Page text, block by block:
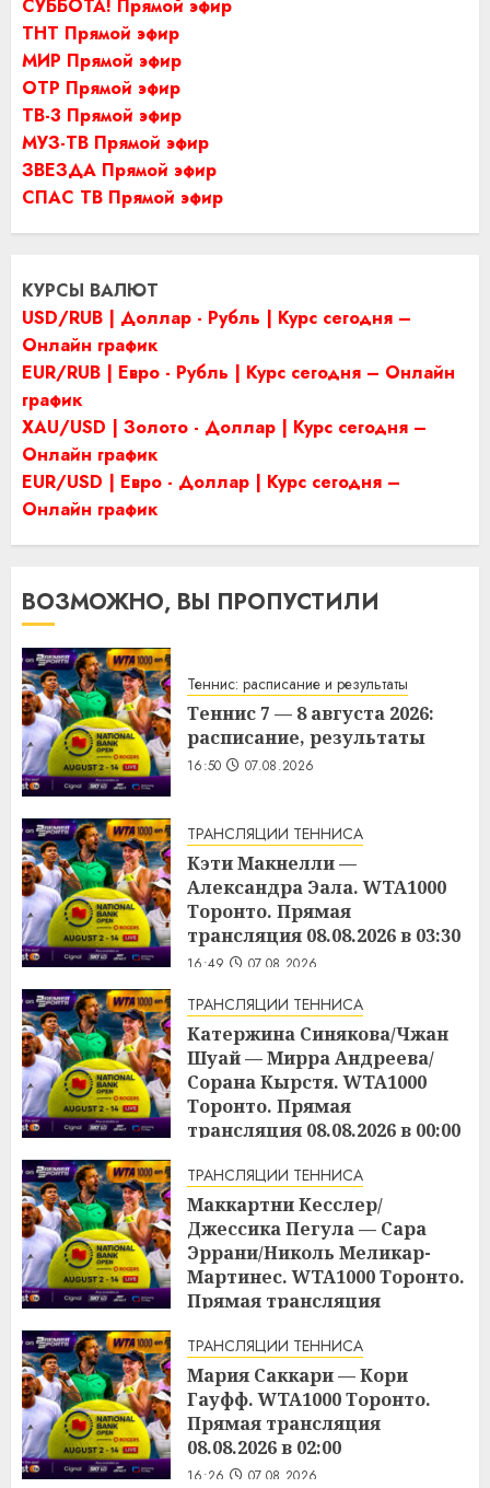
СУББОТА! Прямой эфир
ТНТ Прямой эфир
МИР Прямой эфир
ОТР Прямой эфир
ТВ-3 Прямой эфир
МУЗ-ТВ Прямой эфир
ЗВЕЗДА Прямой эфир
СПАС ТВ Прямой эфир
КУРСЫ ВАЛЮТ
USD/RUB | Доллар - Рубль | Курс сегодня –
Онлайн график
EUR/RUB | Евро - Рубль | Курс сегодня – Онлайн
график
XAU/USD | Золото - Доллар | Курс сегодня –
Онлайн график
EUR/USD | Евро - Доллар | Курс сегодня –
Онлайн график
ВОЗМОЖНО, ВЫ ПРОПУСТИЛИ
Теннис: расписание и результаты
Теннис 7 — 8 августа 2026:
расписание, результаты
16:50 07.08.2026
ТРАНСЛЯЦИИ ТЕННИСА
Кэти Макнелли —
Александра Эала. WTA1000
Торонто. Прямая
трансляция 08.08.2026 в 03:30
16:49 07.08.2026
ТРАНСЛЯЦИИ ТЕННИСА
Катержина Синякова/Чжан
Шуай — Мирра Андреева/
Сорана Кырстя. WTA1000
Торонто. Прямая
трансляция 08.08.2026 в 00:00
ТРАНСЛЯЦИИ ТЕННИСА
Маккартни Кесслер/
Джессика Пегула — Сара
Эррани/Николь Меликар-
Мартинес. WTA1000 Торонто.
Прямая трансляция
16:45 07.08.2026
ТРАНСЛЯЦИИ ТЕННИСА
Мария Саккари — Кори
Гауфф. WTA1000 Торонто.
Прямая трансляция
08.08.2026 в 02:00
16:26 07.08.2026